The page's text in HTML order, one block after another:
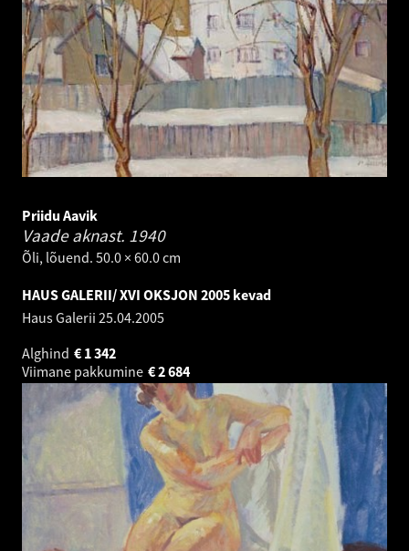
Priidu Aavik
Vaade aknast. 1940
Õli, lõuend. 50.0 × 60.0 cm
HAUS GALERII/ XVI OKSJON 2005 kevad
Haus Galerii 25.04.2005
Alghind
1 342
€
Viimane pakkumine
2 684
€